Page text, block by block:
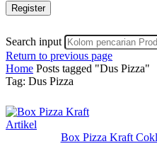
Register
Search input
Return to previous page
Home Posts tagged "Dus Pizza"
Tag: Dus Pizza
Artikel
Box Pizza Kraft